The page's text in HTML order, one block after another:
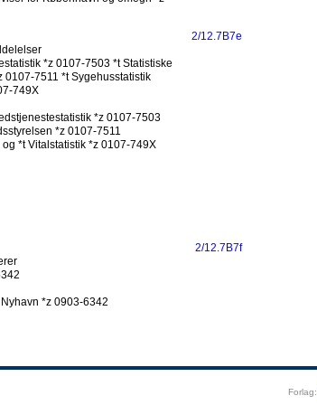
*z 0107-7503 *t Statistiske
7511 *t Sygehusstatistik
749X
*z 0107-7503
*z 0107-7511
*t Vitalstatistik *z 0107-749X
2/12.7B7e
*z 0903-6342
2/12.7B7f
Forlag: